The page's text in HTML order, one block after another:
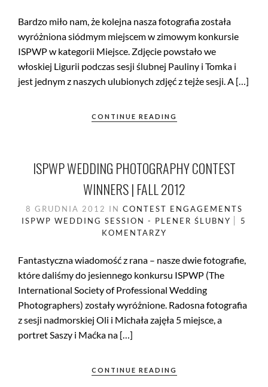
Bardzo miło nam, że kolejna nasza fotografia została
wyróżniona siódmym miejscem w zimowym konkursie
ISPWP w kategorii Miejsce. Zdjęcie powstało we
włoskiej Ligurii podczas sesji ślubnej Pauliny i Tomka i
jest jednym z naszych ulubionych zdjęć z tejże sesji. A […]
CONTINUE READING
ISPWP WEDDING PHOTOGRAPHY CONTEST
WINNERS | FALL 2012
8 GRUDNIA 2012 IN CONTEST ENGAGEMENTS
ISPWP WEDDING SESSION - PLENER ŚLUBNY
5
KOMENTARZY
Fantastyczna wiadomość z rana – nasze dwie fotografie,
które daliśmy do jesiennego konkursu ISPWP (The
International Society of Professional Wedding
Photographers) zostały wyróżnione. Radosna fotografia
z sesji nadmorskiej Oli i Michała zajęła 5 miejsce, a
portret Saszy i Maćka na […]
CONTINUE READING